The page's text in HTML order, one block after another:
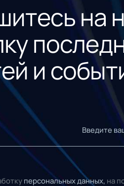
на
и
персональных данных, на